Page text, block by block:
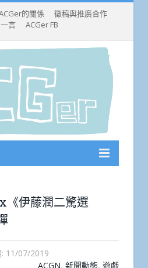
的關係
徵稿與推廣合作
言
ACGer FB
《伊藤潤二驚選
11/07/2019
ACGN, 新聞動態, 遊戲